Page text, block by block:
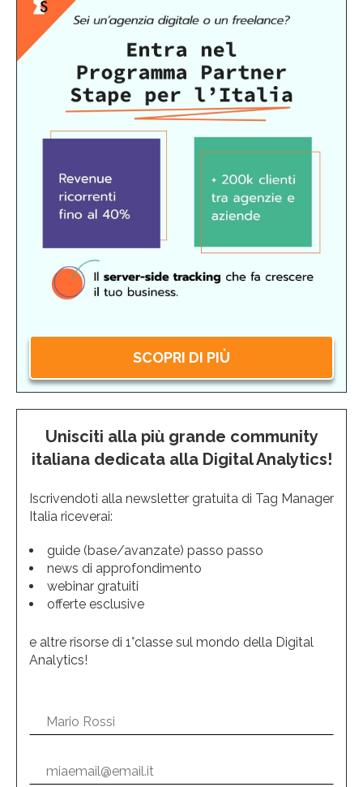
SCOPRI DI PIÙ
Unisciti alla più grande community
italiana dedicata alla Digital Analytics!
Iscrivendoti alla newsletter gratuita di Tag Manager
Italia riceverai:
guide (base/avanzate) passo passo
news di approfondimento
webinar gratuiti
offerte esclusive
e altre risorse di 1°classe sul mondo della Digital
Analytics!